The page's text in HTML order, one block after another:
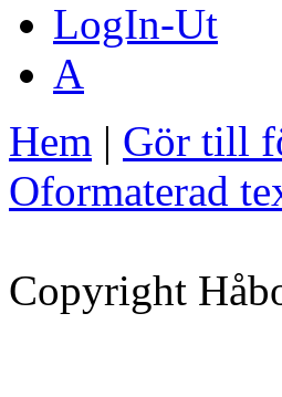
LogIn-Ut
A
Hem | Gör till
Oformaterad
Copyright